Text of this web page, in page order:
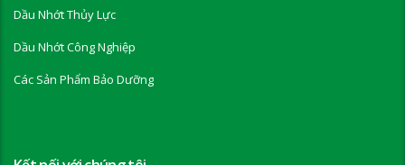
Dầu Nhớt Thủy Lực
Dầu Nhớt Công Nghiệp
Các Sản Phẩm Bảo Dưỡng